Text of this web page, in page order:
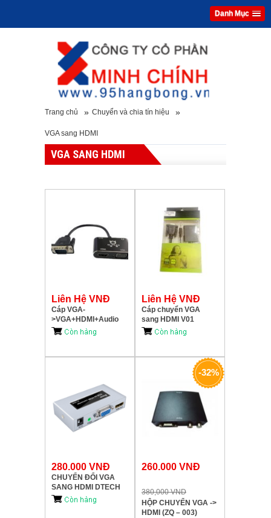
Danh Mục
Trang chủ » Chuyển và chia tín hiệu »
VGA sang HDMI
VGA SANG HDMI
Liên Hệ VNĐ
Cáp VGA-
>VGA+HDMI+Audio
MD010 M-PARD
Liên Hệ VNĐ
Cáp chuyển VGA
sang HDMI V01
280.000 VNĐ
CHUYỂN ĐỔI VGA
SANG HDMI DTECH
DT-7004B
260.000 VNĐ
380,000 VND
-32%
HỘP CHUYỂN VGA ->
HDMI (ZQ – 003)